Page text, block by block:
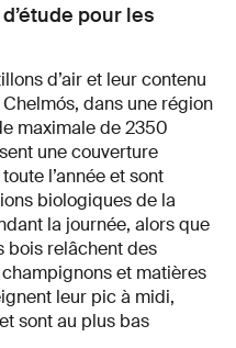
pour les
d’air et leur contenu
dans une région
maximale de 2350
une couverture
l’année et sont
biologiques de la
la journée, alors que
bois relâchent des
et matières
leur pic à midi,
sont au plus bas